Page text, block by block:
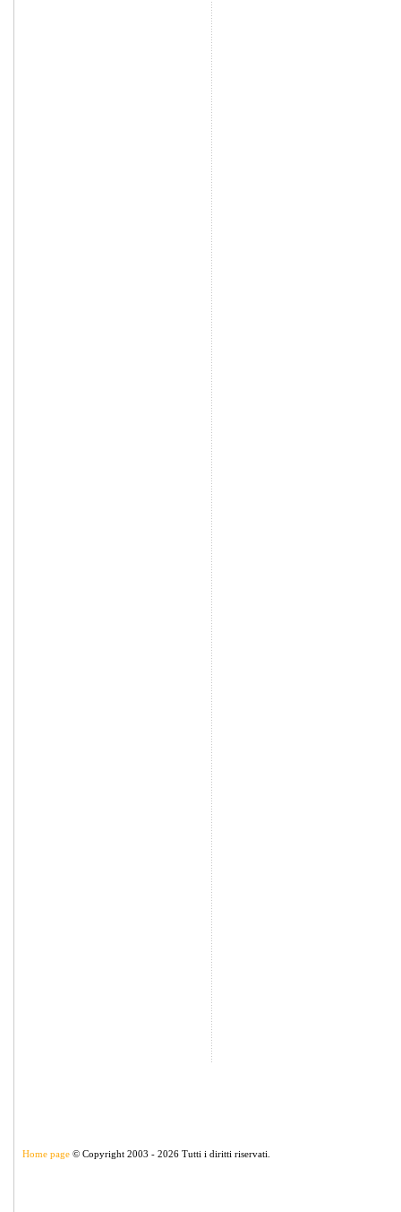
Home page © Copyright 2003 - 2026 Tutti i diritti riservati.